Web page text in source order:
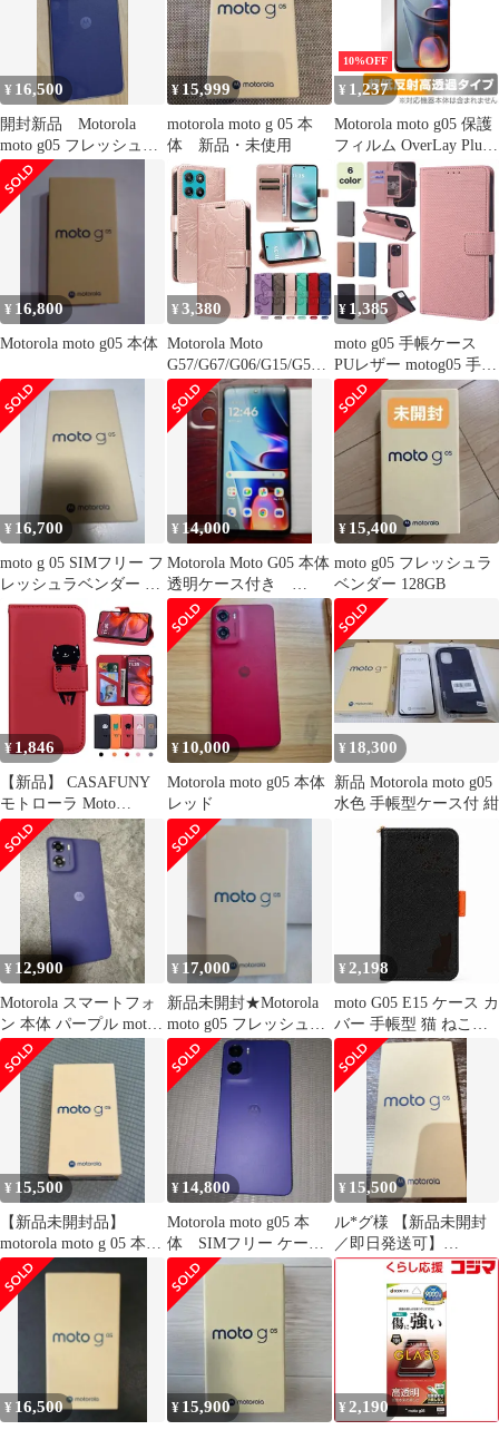
ィルム 光沢 浮き防止/
キズ修復/撥油性/防指紋
¥ 16,500
開封新品 Motorola
moto g05 フレッシュラ
ベンダー
¥15,999
motorola moto g 05 本
体 新品・未使用
10%OFF
¥ 1,237
Motorola moto g05 保護
フィルム OverLay Plus
Premium for モトローラ
スマートフォン モト ア
ンチグレア 反射防止 高
透過 指紋防止
¥ 16,800
Motorola moto g05 本体
¥ 3,380
Motorola Moto
G57/G67/G06/G15/G56/
G86/G05/G75/G35/G55/
G85 用 マグネット式ウ
ォレットフリップ
¥ 1,385
moto g05 手帳ケース
PUレザー motog05 手帳
型 モトG05 手帳タイプ
ケース カバー PUレザ
ー カード収納 サイドポ
ケット
¥ 16,700
moto g 05 SIMフリー フ
レッシュラベンダー 新
品未開封
¥ 14,000
Motorola Moto G05 本体
透明ケース付き
android 15
¥ 15,400
moto g05 フレッシュラ
ベンダー 128GB
¥ 1,846
【新品】 CASAFUNY
モトローラ Moto
G05/E15 ケース 手帳型
可愛い動物柄 レザー 赤
猫 横置きスタンド機能
カードポケット付き 0
¥ 10,000
Motorola moto g05 本体
レッド
¥ 18,300
新品 Motorola moto g05
水色 手帳型ケース付 紺
¥ 12,900
Motorola スマートフォ
ン 本体 パープル moto
g05
¥ 17,000
新品未開封★Motorola
moto g05 フレッシュラ
ベンダー スマホ本体
¥ 2,198
moto G05 E15 ケース カ
バー 手帳型 猫 ねこ
moto G05ケース moto
G05カバー moto E15ケ
ース moto E15カバー
"q-4m-27-dn02
¥ 15,500
【新品未開封品】
motorola moto g 05 本体
フレッシュラベンダー
¥ 14,800
Motorola moto g05 本
体 SIMフリー ケー
ス フィルム セット
¥ 15,500
ル*グ様 【新品未開封
／即日発送可】
motorola moto g5／フレ
¥ 16,500 ¥ 15,900 ¥ 2,190